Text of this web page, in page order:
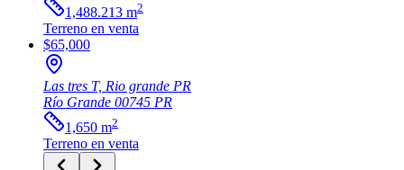
1,488.213 m2
Terreno en venta
$65,000
Las tres T, Rio grande PR
Río Grande 00745 PR
1,650 m2
Terreno en venta